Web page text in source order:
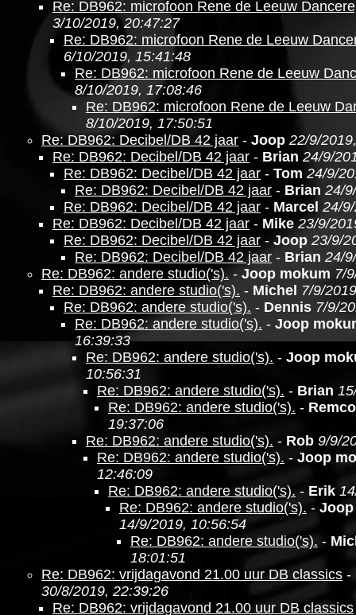
Re: DB962: microfoon Rene de Leeuw
3/10/2019, 20:47:27
Re: DB962: microfoon Rene de Leeuw
6/10/2019, 15:41:48
Re: DB962: microfoon Rene de Leeuw
8/10/2019, 17:08:46
Re: DB962: microfoon Rene de Leeuw
8/10/2019, 17:50:51
Re: DB962: Decibel/DB 42 jaar - Joop 22/9/
Re: DB962: Decibel/DB 42 jaar - Brian 24/9/
Re: DB962: Decibel/DB 42 jaar - Tom 24/9/
Re: DB962: Decibel/DB 42 jaar - Brian 24/
Re: DB962: Decibel/DB 42 jaar - Marcel 24/
Re: DB962: Decibel/DB 42 jaar - Mike 23/9/
Re: DB962: Decibel/DB 42 jaar - Joop 23/9/
Re: DB962: Decibel/DB 42 jaar - Brian 24/
Re: DB962: andere studio('s). - Joop mokum 7/
Re: DB962: andere studio('s). - Michel 7/9/
Re: DB962: andere studio('s). - Dennis 7/9/
Re: DB962: andere studio('s). - Joop
16:39:33
Re: DB962: andere studio('s). - Joop
10:56:31
Re: DB962: andere studio('s). - Brian
Re: DB962: andere studio('s). - Remco
19:37:06
Re: DB962: andere studio('s). - Rob 9/9/
Re: DB962: andere studio('s). - Joop
12:46:09
Re: DB962: andere studio('s). - Erik
Re: DB962: andere studio('s). -
14/9/2019, 10:56:54
Re: DB962: andere studio('s). -
18:01:51
Re: DB962: vrijdagavond 21.00 uur DB classics -
30/8/2019, 22:39:26
Re: DB962: vrijdagavond 21.00 uur DB classics